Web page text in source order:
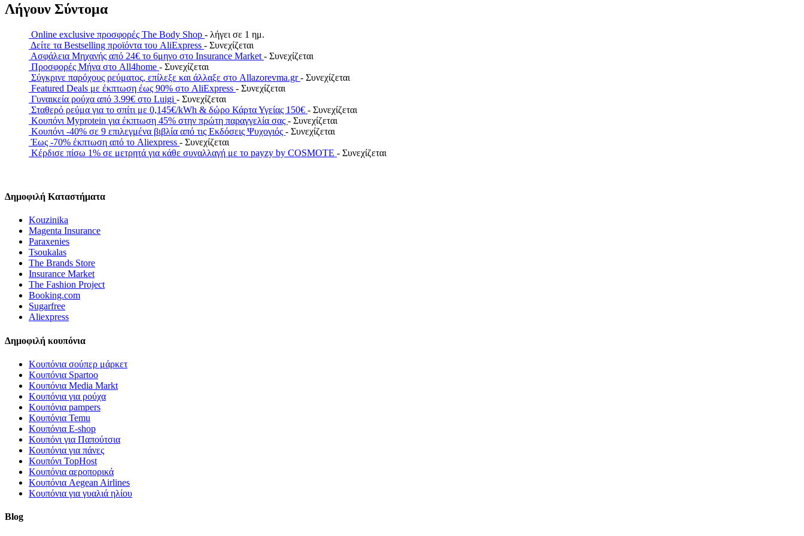
Λήγουν Σύντομα
Online exclusive προσφορές The Body Shop - λήγει σε 1 ημ.
Δείτε τα Bestselling προϊόντα του AliExpress - Συνεχίζεται
Ασφάλεια Μηχανής από 24€ το 6μηνο στο Insurance Market - Συνεχίζεται
Προσφορές Μήνα στο All4home - Συνεχίζεται
Σύγκρινε παρόχους ρεύματος, επίλεξε και άλλαξε στο Allazorevma.gr- Συνεχίζεται
Featured Deals με έκπτωση έως 90% στο AliExpress - Συνεχίζεται
Γυναικεία ρούχα από 3.99€ στο Luigi - Συνεχίζεται
Σταθερό ρεύμα για το σπίτι με 0,145€/kWh & δώρο Κάρτα Υγείας 150€ - Συνεχίζεται
Κουπόνι Myprotein για έκπτωση 45% στην πρώτη παραγγελία σας - Συνεχίζεται
Κουπόνι -40% σε 9 επιλεγμένα βιβλία από τις Εκδόσεις Ψυχογιός - Συνεχίζεται
Έως -70% έκπτωση από το Aliexpress - Συνεχίζεται
Κέρδισε πίσω 1% σε μετρητά για κάθε συναλλαγή με το payzy by COSMOTE - Συνεχίζεται
Δημοφιλή Καταστήματα
Kouzinika
Magenta Insurance
Paraxenies
Tsoukalas
The Brands Store
Insurance Market
The Fashion Project
Booking.com
Sugarfree
Aliexpress
Δημοφιλή κουπόνια
Κουπόνια σούπερ μάρκετ
Κουπόνια Spartoo
Κουπόνια Media Markt
Κουπόνια για ρούχα
Κουπόνια pampers
Κουπόνια Temu
Κουπόνια E-shop
Κουπόνι για Παπούτσια
Κουπόνια για πάνες
Κουπόνι TopHost
Κουπόνια αεροπορικά
Κουπόνια Aegean Airlines
Κουπόνια για γυαλιά ηλίου
Blog